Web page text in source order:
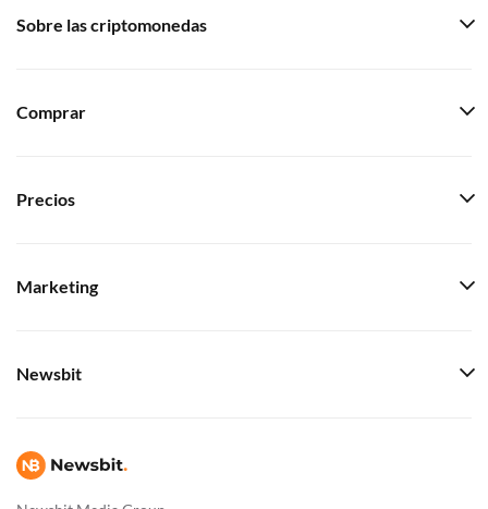
Sobre las criptomonedas
Comprar
Precios
Marketing
Newsbit